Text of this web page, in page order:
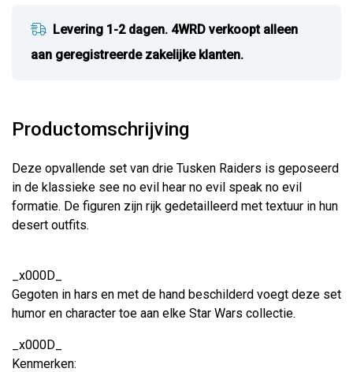
Levering 1-2 dagen. 4WRD verkoopt alleen
aan geregistreerde zakelijke klanten.
Productomschrijving
Deze opvallende set van drie Tusken Raiders is geposeerd
in de klassieke see no evil hear no evil speak no evil
formatie. De figuren zijn rijk gedetailleerd met textuur in hun
desert outfits.
_x000D_
Gegoten in hars en met de hand beschilderd voegt deze set
humor en character toe aan elke Star Wars collectie.
_x000D_
Kenmerken: